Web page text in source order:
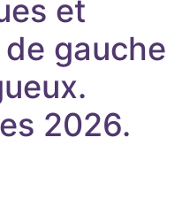
et
gauche
2026.